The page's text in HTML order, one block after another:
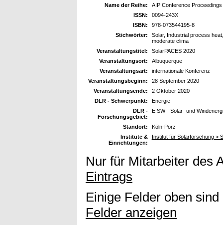
Name der Reihe:
AIP Conference Proceedings
ISSN:
0094-243X
ISBN:
978-073544195-8
Stichwörter:
Solar, Industrial process
moderate clima
Veranstaltungstitel:
SolarPACES 2020
Veranstaltungsort:
Albuquerque
Veranstaltungsart:
internationale Konferenz
Veranstaltungsbeginn:
28 September 2020
Veranstaltungsende:
2 Oktober 2020
DLR - Schwerpunkt:
Energie
DLR -
Forschungsgebiet:
E SW - Solar- und
Standort:
Köln-Porz
Institute &
Einrichtungen:
Institut für Solarforschung >
Nur für Mitarbeiter des
Eintrags
Einige Felder oben
Felder anzeigen